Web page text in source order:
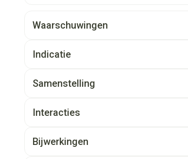
Waarschuwingen
Indicatie
Samenstelling
Interacties
Bijwerkingen